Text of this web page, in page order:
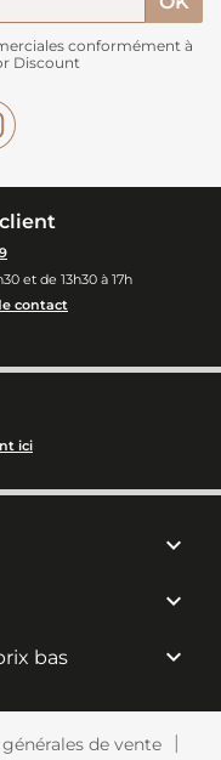
conformément à
Discount
et de 13h30 à 17h
contact
ici


bas 
de vente